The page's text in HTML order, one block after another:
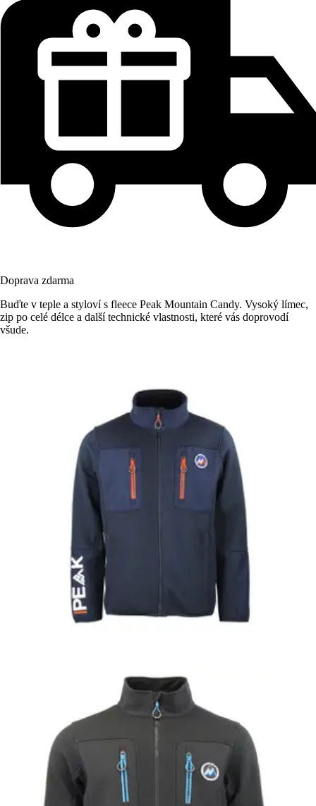
Doprava zdarma
Buďte v teple a styloví s fleece Peak Mountain Candy. Vysoký límec,
zip po celé délce a další technické vlastnosti, které vás doprovodí
všude.